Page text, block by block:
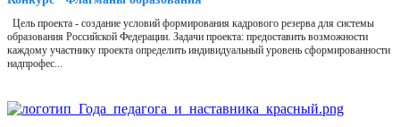
Цель проекта - создание условий формирования кадрового резерва для системы
образования Российской Федерации. Задачи проекта: предоставить возможности
каждому участнику проекта определить индивидуальный уровень сформированности
надпрофес...